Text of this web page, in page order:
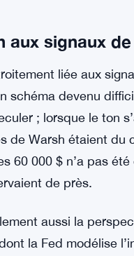
aux signaux de
liée aux
schéma devenu
; lorsque le ton
de Warsh étaient du
60 000 $ n’a pas
de près.
aussi la
la Fed modélise